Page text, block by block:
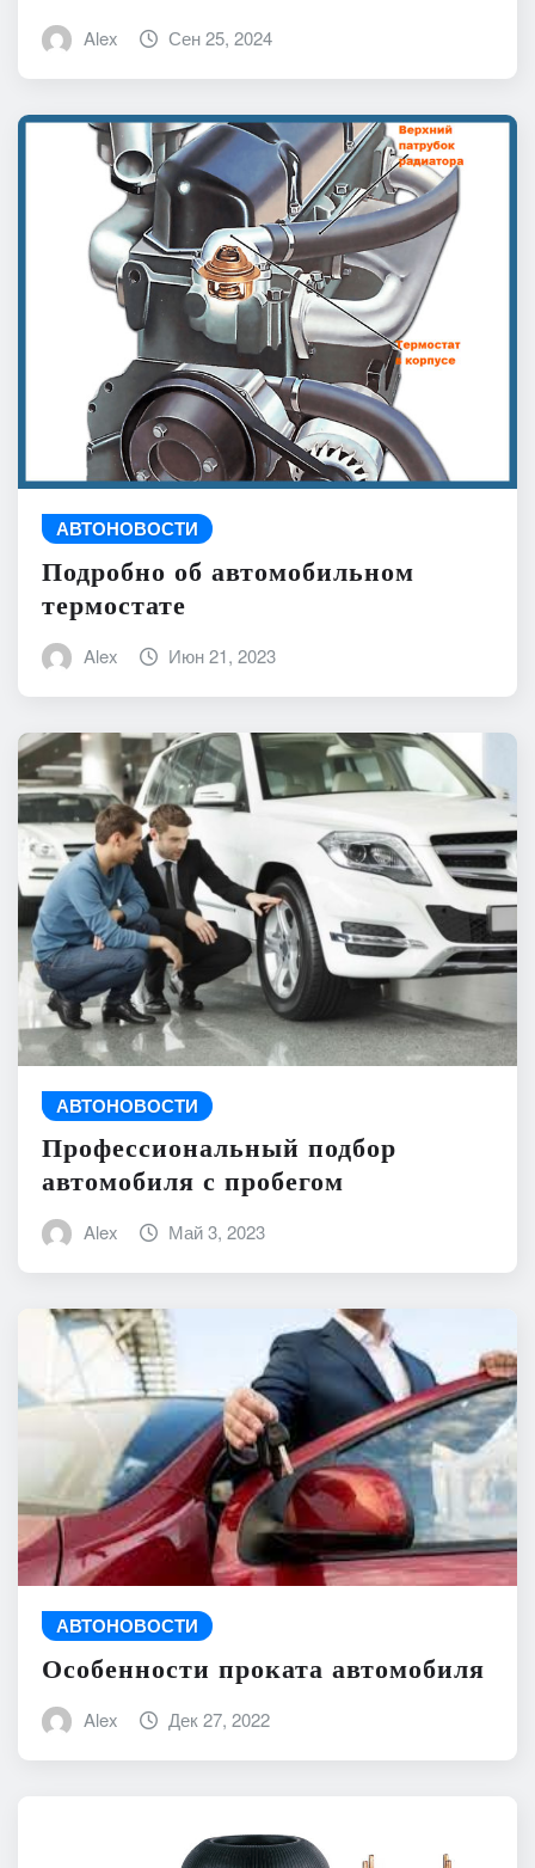
Alex Сен 25, 2024
АВТОНОВОСТИ
Подробно об автомобильном
термостате
Alex Июн 21, 2023
АВТОНОВОСТИ
Профессиональный подбор
автомобиля с пробегом
Alex Май 3, 2023
АВТОНОВОСТИ
Особенности проката автомобиля
Alex Дек 27, 2022